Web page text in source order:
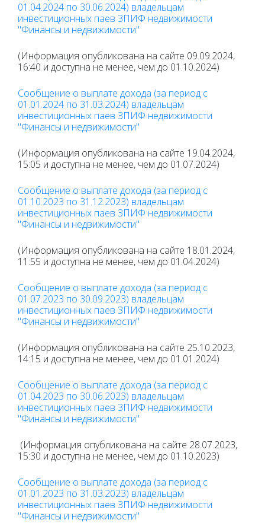
01.04.2024 по 30.06.2024) владельцам
инвестиционных паев ЗПИФ недвижимости
"Финансы и недвижимости"
(Информация опубликована на сайте 09.09.2024,
16:40 и доступна не менее, чем до 01.10.2024)
Сообщение о выплате дохода (за период с
01.01.2024 по 31.03.2024) владельцам
инвестиционных паев ЗПИФ недвижимости
"Финансы и недвижимости"
(Информация опубликована на сайте 19.04.2024,
15:05 и доступна не менее, чем до 01.07.2024)
Сообщение о выплате дохода (за период с
01.10.2023 по 31.12.2023) владельцам
инвестиционных паев ЗПИФ недвижимости
"Финансы и недвижимости"
(Информация опубликована на сайте 18.01.2024,
11:55 и доступна не менее, чем до 01.04.2024)
Сообщение о выплате дохода (за период с
01.07.2023 по 30.09.2023) владельцам
инвестиционных паев ЗПИФ недвижимости
"Финансы и недвижимости"
(Информация опубликована на сайте 25.10.2023,
14:15 и доступна не менее, чем до 01.01.2024)
Сообщение о выплате дохода (за период с
01.04.2023 по 30.06.2023) владельцам
инвестиционных паев ЗПИФ недвижимости
"Финансы и недвижимости"
(Информация опубликована на сайте 28.07.2023,
15:30 и доступна не менее, чем до 01.10.2023)
Сообщение о выплате дохода (за период с
01.01.2023 по 31.03.2023) владельцам
инвестиционных паев ЗПИФ недвижимости
"Финансы и недвижимости"